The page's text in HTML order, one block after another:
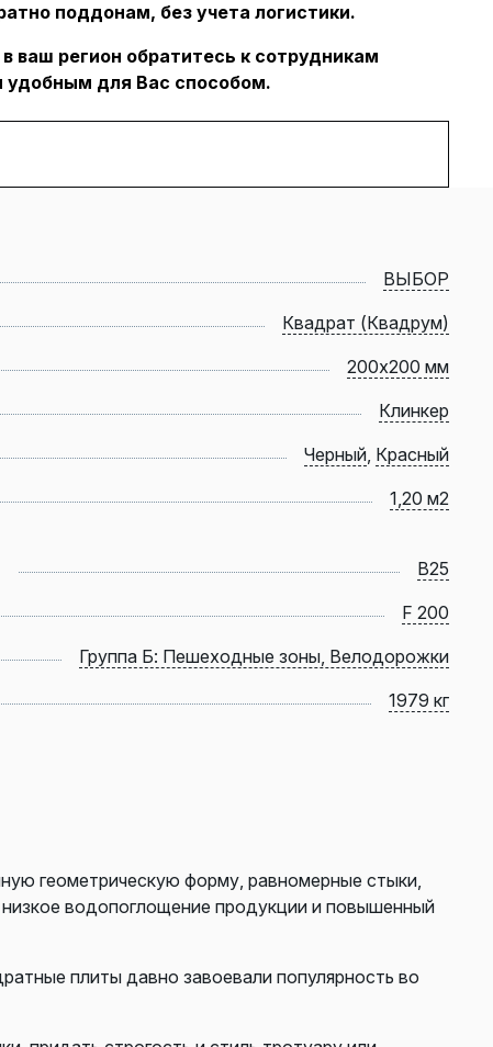
поддонам, без учета логистики.
ваш регион обратитесь к сотрудникам
для Вас способом.
ВЫБОР
Квадрат (Квадрум)
200х200 мм
Клинкер
Черный Красный
1,20 м2
B25
F 200
Группа Б: Пешеходные зоны, Велодорожки
1979 кг
геометрическую форму, равномерные стыки,
водопоглощение продукции и повышенный
плиты давно завоевали популярность во